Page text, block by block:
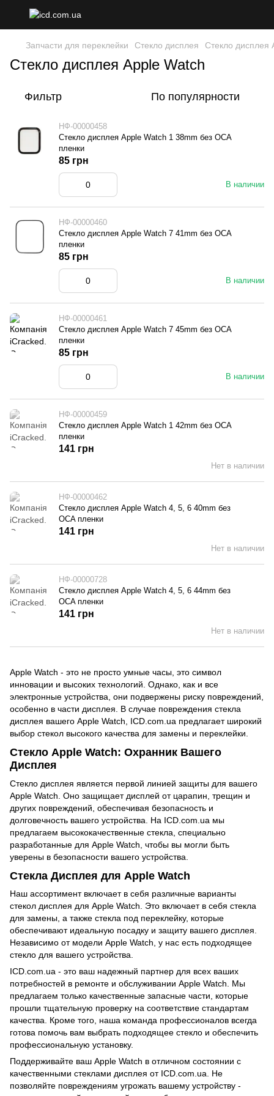
Запчасти для переклейки Стекло дисплея Стекло дисплея
Стекло дисплея Apple Watch
Фильтр По популярности
НФ-00000458
Стекло дисплея Apple Watch 1 38mm без OCA
пленки
В наличии
85 грн
НФ-00000460
Стекло дисплея Apple Watch 7 41mm без OCA
пленки
В наличии
85 грн
НФ-00000461
Стекло дисплея Apple Watch 7 45mm без OCA
пленки
В наличии
85 грн
НФ-00000459
Стекло дисплея Apple Watch 1 42mm без OCA
пленки
Нет в наличии
141 грн
НФ-00000462
Стекло дисплея Apple Watch 4, 5, 6 40mm без
OCA пленки
Нет в наличии
141 грн
НФ-00000728
Стекло дисплея Apple Watch 4, 5, 6 44mm без
OCA пленки
Нет в наличии
141 грн
Apple Watch - это не просто умные часы, это символ
инновации и высоких технологий. Однако, как и все
электронные устройства, они подвержены риску повреждений,
особенно в части дисплея. В случае повреждения стекла
дисплея вашего Apple Watch, ICD.com.ua предлагает широкий
выбор стекол высокого качества для замены и переклейки.
Стекло Apple Watch: Охранник Вашего
Дисплея
Стекло дисплея является первой линией защиты для вашего
Apple Watch. Оно защищает дисплей от царапин, трещин и
других повреждений, обеспечивая безопасность и
долговечность вашего устройства. На ICD.com.ua мы
предлагаем высококачественные стекла, специально
разработанные для Apple Watch, чтобы вы могли быть
уверены в безопасности вашего устройства.
Стекла Дисплея для Apple Watch
Наш ассортимент включает в себя различные варианты
стекол дисплея для Apple Watch. Это включает в себя стекла
для замены, а также стекла под переклейку, которые
обеспечивают идеальную посадку и защиту вашего дисплея.
Независимо от модели Apple Watch, у нас есть подходящее
стекло для вашего устройства.
ICD.com.ua - это ваш надежный партнер для всех ваших
потребностей в ремонте и обслуживании Apple Watch. Мы
предлагаем только качественные запасные части, которые
прошли тщательную проверку на соответствие стандартам
качества. Кроме того, наша команда профессионалов всегда
готова помочь вам выбрать подходящее стекло и обеспечить
профессиональную установку.
Поддерживайте ваш Apple Watch в отличном состоянии с
качественными стеклами дисплея от ICD.com.ua. Не
позволяйте повреждениям угрожать вашему устройству -